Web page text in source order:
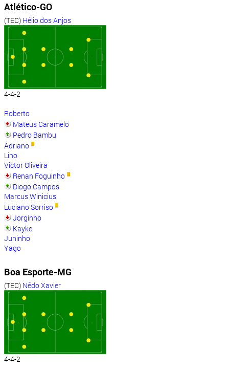
Atlético-GO
(TEC) Hélio dos Anjos
4-4-2
Roberto
Mateus Caramelo
Pedro Bambu
Adriano
Lino
Victor Oliveira
Renan Foguinho
Diogo Campos
Marcus Winicius
Luciano Sorriso
Jorginho
Kayke
Juninho
Yago
Boa Esporte-MG
(TEC) Nêdo Xavier
4-4-2